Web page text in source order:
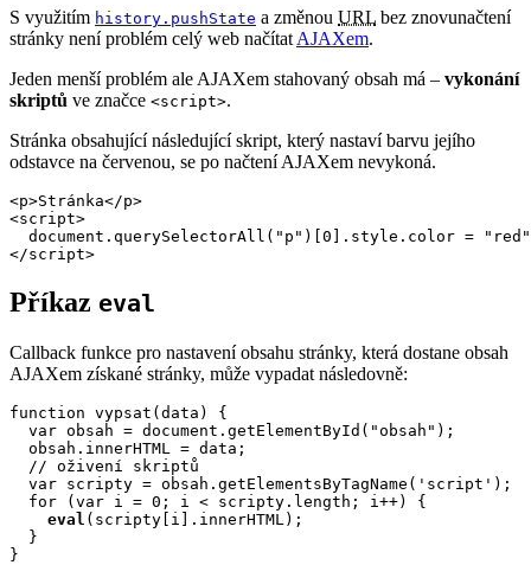
S využitím history.pushState a změnou URL bez znovunačtení
stránky není problém celý web načítat AJAXem.
Jeden menší problém ale AJAXem stahovaný obsah má – vykonání
skriptů ve značce <script>.
Stránka obsahující následující skript, který nastaví barvu jejího
odstavce na červenou, se po načtení AJAXem nevykoná.
<p>Stránka</p>
<script>
document.querySelectorAll("p")[0].style.color =
</script>
Příkaz eval
Callback funkce pro nastavení obsahu stránky, která dostane obsah
AJAXem získané stránky, může vypadat následovně:
function vypsat(data) {
  var obsah = document.getElementById("obsah");
  obsah.innerHTML = data;
  // oživení skriptů
  var scripty = obsah.getElementsByTagName('script');
  for (var i = 0; i < scripty.length; i++) {
eval (scripty[i].innerHTML);
  }
}